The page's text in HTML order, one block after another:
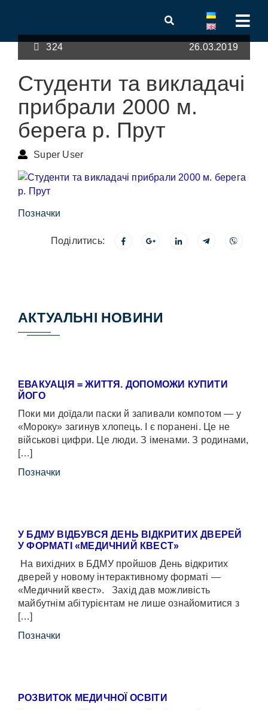
324 26.03.2019
Студенти та викладачі
прибрали 2000 м.
берега р. Прут
Super User
Позначки
Поділитись:
АКТУАЛЬНІ НОВИНИ
ЕВАКУАЦІЯ = ЖИТТЯ. ДОПОМОЖИ КУПИТИ
ЙОГО
Поки ми доїдали паски й запивали компотом — у
«Мороку» загинув хлопець. І є поранені. Це не
військові цифри. Це люди. З іменами. З родинами,
[…]
Позначки
У БДМУ ВІДБУВСЯ ДЕНЬ ВІДКРИТИХ ДВЕРЕЙ
У ФОРМАТІ «МЕДИЧНИЙ КВЕСТ»
На вихідних в БДМУ пройшов День відкритих
дверей у новому інтерактивному форматі —
«Медичний квест». Захід дав можливість
майбутнім абітурієнтам не лише ознайомитися з
[…]
Позначки
РОЗВИТОК МЕДИЧНОЇ ОСВІТИ